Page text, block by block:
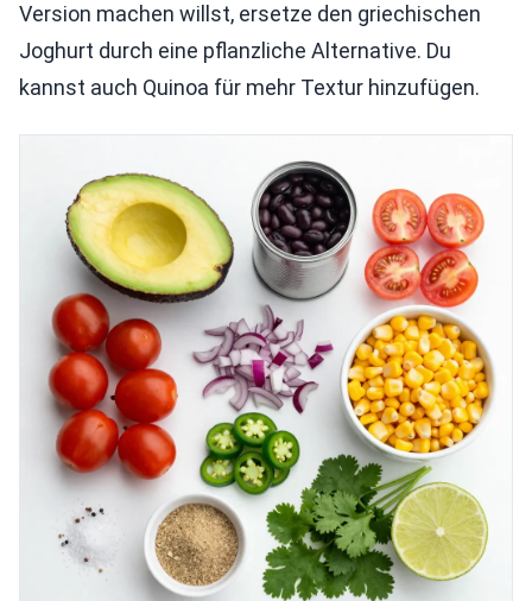
Version machen willst, ersetze den griechischen
Joghurt durch eine pflanzliche Alternative. Du
kannst auch Quinoa für mehr Textur hinzufügen.